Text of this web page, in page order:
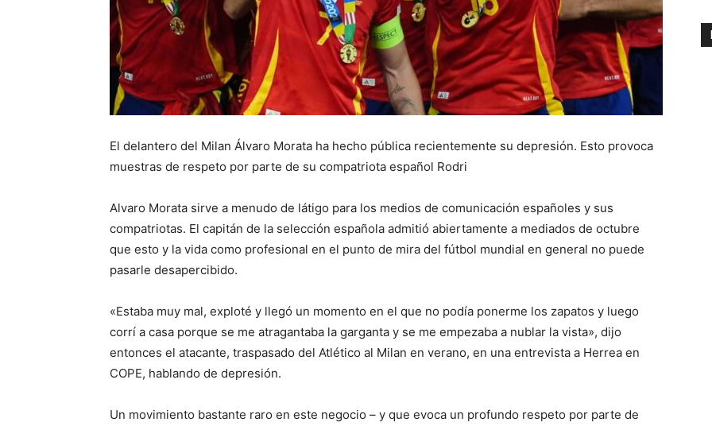
El delantero del Milan Álvaro Morata ha hecho pública recientemente su depresión. Esto provoca
muestras de respeto por parte de su compatriota español Rodri
Alvaro Morata sirve a menudo de látigo para los medios de comunicación españoles y sus
compatriotas. El capitán de la selección española admitió abiertamente a mediados de octubre
que esto y la vida como profesional en el punto de mira del fútbol mundial en general no puede
pasarle desapercibido.
«Estaba muy mal, exploté y llegó un momento en el que no podía ponerme los zapatos y luego
corrí a casa porque se me atragantaba la garganta y se me empezaba a nublar la vista», dijo
entonces el atacante, traspasado del Atlético al Milan en verano, en una entrevista a Herrea en
COPE, hablando de depresión.
Un movimiento bastante raro en este negocio – y que evoca un profundo respeto por parte de